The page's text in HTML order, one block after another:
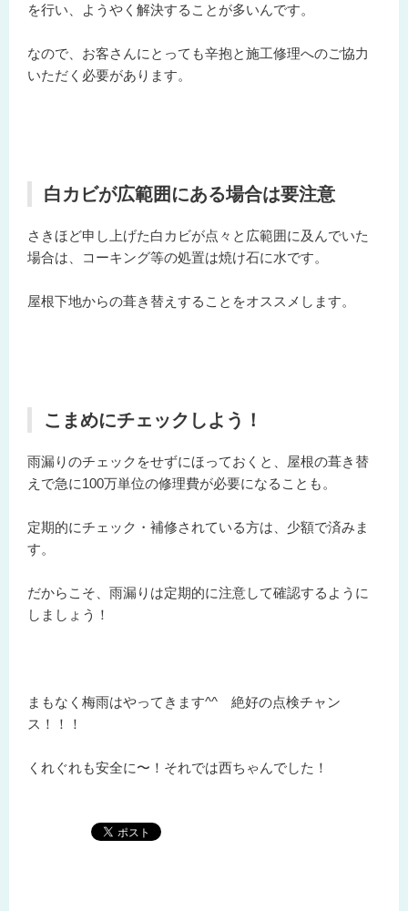
を行い、ようやく解決することが多いんです。
なので、お客さんにとっても辛抱と施工修理へのご協力
いただく必要があります。
白カビが広範囲にある場合は要注意
さきほど申し上げた白カビが点々と広範囲に及んでいた
場合は、コーキング等の処置は焼け石に水です。
屋根下地からの葺き替えすることをオススメします。
こまめにチェックしよう！
雨漏りのチェックをせずにほっておくと、屋根の葺き替
えで急に100万単位の修理費が必要になる ことも。
定期的にチェック・補修されている方は、少額で済みま
す。
だからこそ、雨漏りは定期的に注意して確認するように
しましょう！
まもなく梅雨はやってきます^^ 絶好の点検チャン
ス！！！
くれぐれも安全に〜！それでは西ちゃんでした！